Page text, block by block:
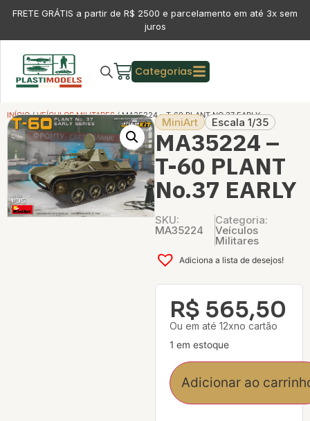
FRETE GRÁTIS a partir de R$ 2500 e parcelamento em até 3x sem
juros
Categorias
INÍCIO/VEÍCULOS MILITARES/ MA35224 – T-60 PLANT NO.37 EARLY
MiniArt Escala 1/35
MA35224 –
T-60 PLANT
No.37 EARLY
SKU:
MA35224
Categoria:
Veículos
Militares
Adiciona a lista de desejos!
R$ 565,50
Ou em até 12xno cartão
1 em estoque
Adicionar ao